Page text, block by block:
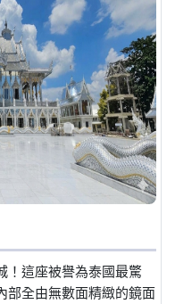
！這座被譽為泰國最驚
部全由無數面精緻的鏡面